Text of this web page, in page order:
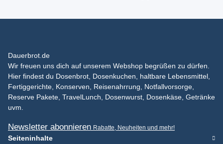
Dauerbrot.de
Wir freuen uns dich auf unserem Webshop begrüßen zu dürfen.
Hier findest du Dosenbrot, Dosenkuchen, haltbare Lebensmittel,
Fertiggerichte, Konserven, Reisenahrrung, Notfallvorsorge,
Reserve Pakete, TravelLunch, Dosenwurst, Dosenkäse, Getränke
uvm.
Newsletter abonnieren Rabatte, Neuheiten und mehr!
Seiteninhalte